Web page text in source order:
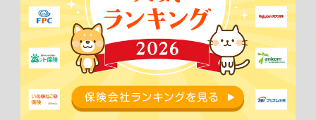
ポイントです。
ペット保険や保険会社の口コミも確認！
ペット保険の検討にあたっては、実際に加入した人の「 口コミ」を
確認するのも有効です。保険金の支払いスピードや対応の丁寧さ、